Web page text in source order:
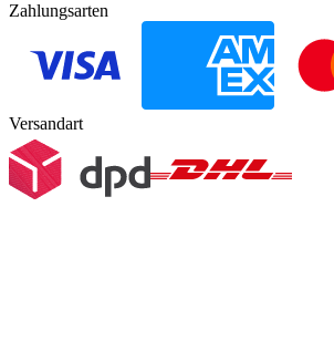
Zahlungsarten
Versandart